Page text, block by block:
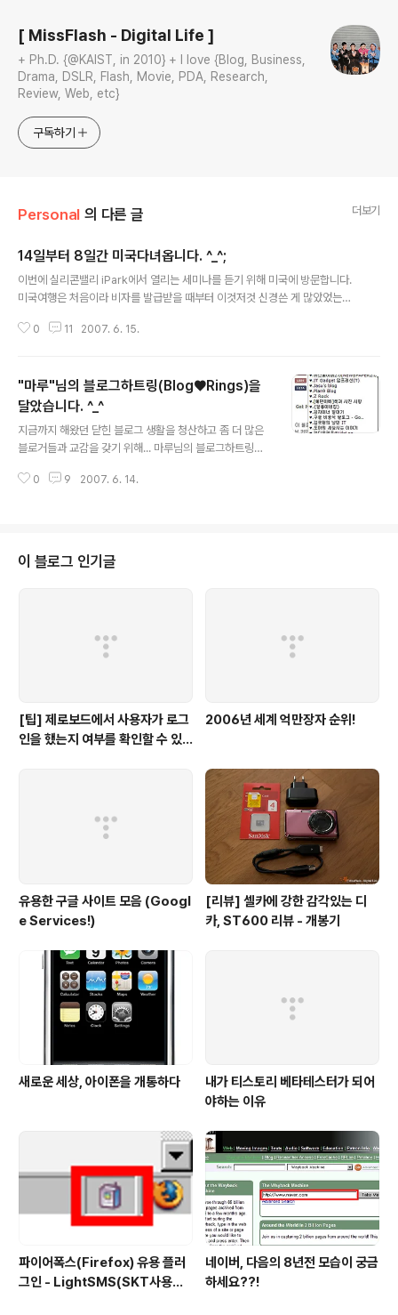
[ MissFlash - Digital Life ]
+ Ph.D. {@KAIST, in 2010} + I love {Blog, Business,
Drama, DSLR, Flash, Movie, PDA, Research,
Review, Web, etc}
구독하기
Personal 의 다른 글 더보기
14일부터 8일간 미국다녀옵니다. ^_^;
이번에 실리콘밸리 iPark에서 열리는 세미나를 듣기 위해 미국에 방문합니다.
미국여행은 처음이라 비자를 발급받을 때부터 이것저것 신경쓴 게 많았었는
는 것이 무슨 자랑이겠냐마는, 실리콘밸리에서 평소에 관심있었던 내용에 대한
느라 시간이 어떻게 지나가는지 모를 정도네요... 미국에 가는 김에 구글(Goog
le) 본사까지 방문할 수 있다면 더할나위 없이 좋겠지만... 아는 분이 없어 그런
기회는 얻지 못했네요... 비록 8일의 짧은 기간이지만... 가서 구경도 많이 하고,
유용..
0 11 2007. 6. 15.
"마루"님의 블로그하트링(Blog♥Rings)을
달았습니다. ^_^
지금까지 해왔던 닫힌 블로그 생활을 청산하고 좀 더 많은
블로거들과 교감을 갖기 위해... 마루님의 블로그하트링을
면 아래와 같이 블로그하트링을 보실 수 있습니다. ^_^ 마
명의 블로거들과 고리를 맺을 수 있을거라 기대합니다. *마
루님 ^_^; 근데 올리신 HTML파일 소스에 마루님의 링크
셨나 했습니다. 링블로그님의..
0 9 2007. 6. 14.
이 블로그 인기글
[팁] 제로보드에서 사용자가 로그
인을 했는지 여부를 확인할 수 있
2006년 세계 억만장자 순위!
유용한 구글 사이트 모음 (Googl
e Services!)
[리뷰] 셀카에 강한 감각있는 디
카, ST600 리뷰 - 개봉기
새로운 세상, 아이폰을 개통하다
내가 티스토리 베타테스터가 되어
야하는 이유
파이어폭스(Firefox) 유용 플러
그인 - LightSMS(SKT사용자
네이버, 다음의 8년전 모습이 궁금
하세요??!